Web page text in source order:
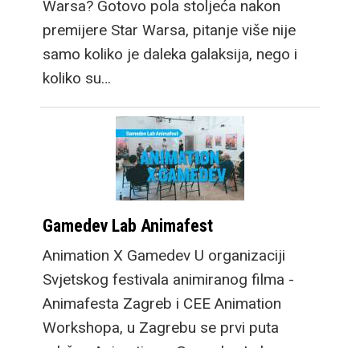
Warsa? Gotovo pola stoljeća nakon
premijere Star Warsa, pitanje više nije
samo koliko je daleka galaksija, nego i
koliko su…
Gamedev Lab Animafest
Animation X Gamedev U organizaciji
Svjetskog festivala animiranog filma -
Animafesta Zagreb i CEE Animation
Workshopa, u Zagrebu se prvi puta